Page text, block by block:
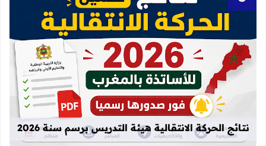
قراءة المزيد عن نتائج الحركة
نتائج الحركة الانتقالية هيئة التدريس برسم سنة 2026